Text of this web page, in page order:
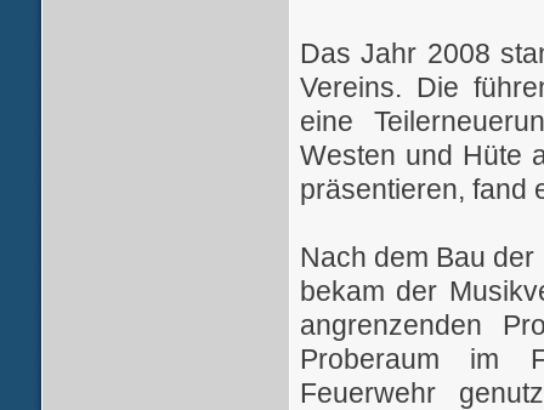
Das Jahr 2008
Vereins. Die
eine
Westen und Hüte
präsentieren, fand
Nach dem Bau
bekam der
angrenzenden
Proberaum im
Feuerwehr